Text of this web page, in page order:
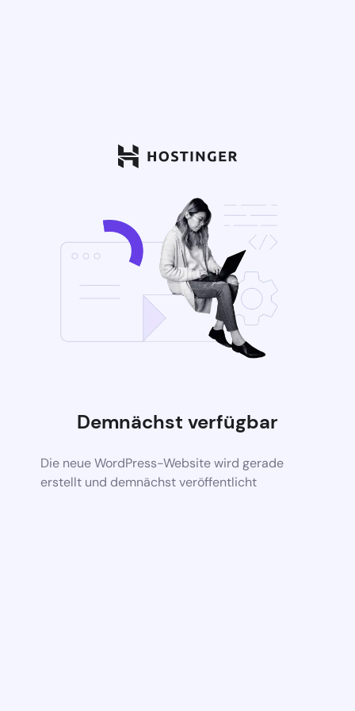
Demnächst verfügbar
Die neue WordPress-Website wird gerade
erstellt und demnächst veröffentlicht